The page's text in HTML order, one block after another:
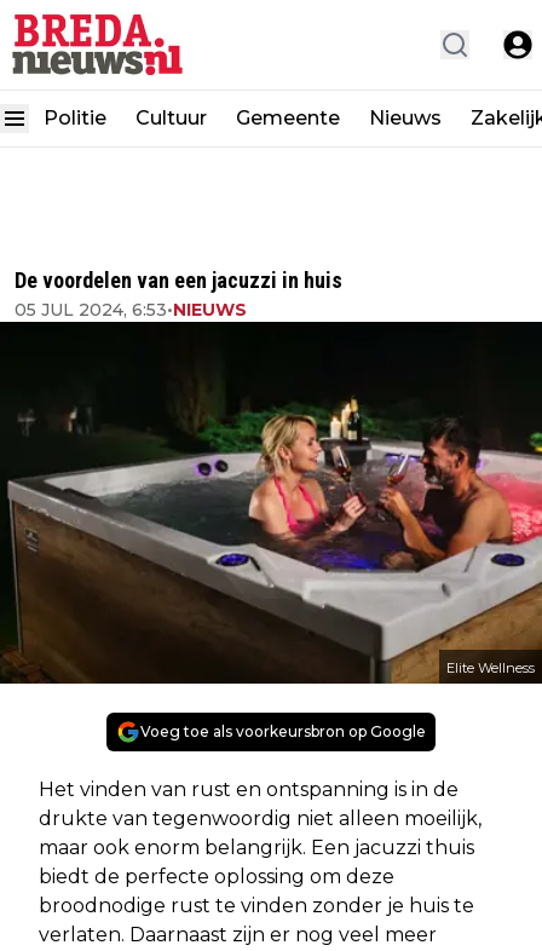
Politie Cultuur Gemeente Nieuws
De voordelen van een jacuzzi in huis
05 JUL 2024, 6:53•NIEUWS
Elite Wellness
Voeg toe als voorkeursbron op Google
Het vinden van rust en ontspanning is in de
drukte van tegenwoordig niet alleen moeilijk,
maar ook enorm belangrijk. Een jacuzzi thuis
biedt de perfecte oplossing om deze
broodnodige rust te vinden zonder je huis te
verlaten. Daarnaast zijn er nog veel meer